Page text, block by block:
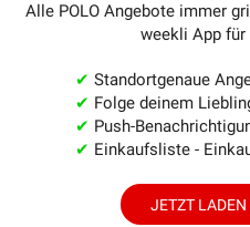
Alle POLO Angebote immer
weekli App für
✔ Standortgenaue
✔ Folge deinem
✔ Push-
✔ Einkaufsliste -
JETZT LADEN